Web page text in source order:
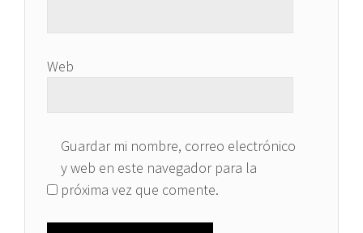
Web
Guardar mi nombre, correo electrónico
y web en este navegador para la
próxima vez que comente.